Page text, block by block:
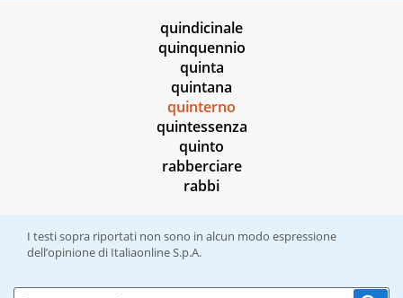
quindicinale
quinquennio
quinta
quintana
quinterno
quintessenza
quinto
rabberciare
rabbi
I testi sopra riportati non sono in alcun modo espressione
dell’opinione di Italiaonline S.p.A.